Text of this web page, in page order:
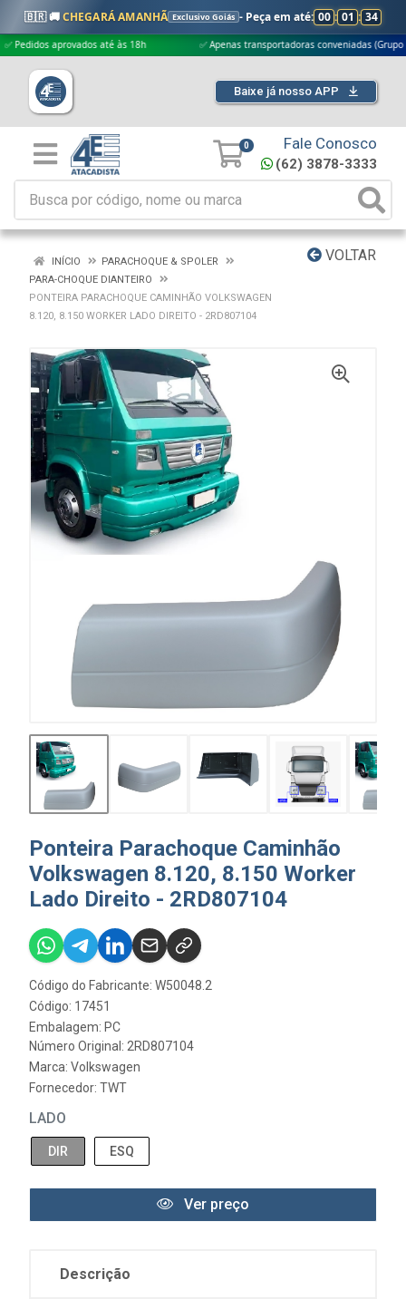
🇧🇷 🚚CHEGARÁ AMANHÃ Exclusivo Goiás - Peça em até: 00 : 01 : 34
aprovados até às 18h ✅ Apenas transportadoras conveniadas (Grupo G5)
Baixe já nosso APP
0 Fale Conosco
(62) 3878-3333
VOLTAR
INÍCIO
PARACHOQUE & SPOLER
PARA-CHOQUE DIANTEIRO
PONTEIRA PARACHOQUE CAMINHÃO VOLKSWAGEN
8.120, 8.150 WORKER LADO DIREITO - 2RD807104
Ponteira Parachoque Caminhão
Volkswagen 8.120, 8.150 Worker
Lado Direito - 2RD807104
Código do Fabricante: W50048.2
Código: 17451
Embalagem: PC
Número Original: 2RD807104
Marca: Volkswagen
Fornecedor: TWT
LADO
DIR ESQ
Ver preço
Descrição